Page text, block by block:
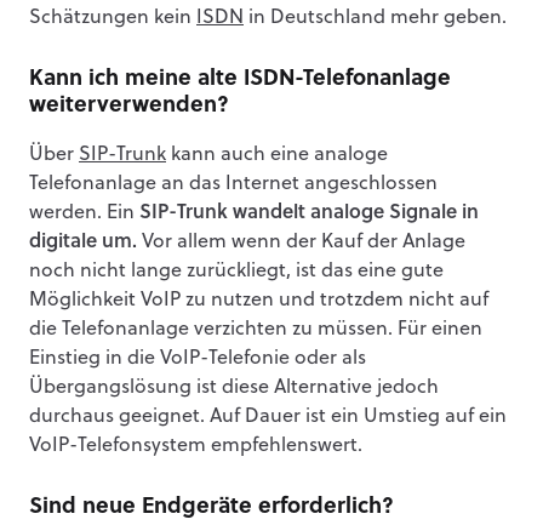
Schätzungen kein
ISDN in Deutschland mehr geben.
Kann ich meine alte ISDN-Telefonanlage
weiterverwenden?
Über SIP-Trunk kann auch eine analoge
Telefonanlage an das Internet angeschlossen
werden. Ein SIP-Trunk wandelt analoge Signale in
digitale um. Vor allem wenn der Kauf der Anlage
noch nicht lange zurückliegt, ist das eine gute
Möglichkeit VoIP zu nutzen und trotzdem nicht auf
die Telefonanlage verzichten zu müssen. Für einen
Einstieg in die VoIP-Telefonie oder als
Übergangslösung ist diese Alternative jedoch
durchaus geeignet. Auf Dauer ist ein Umstieg auf ein
VoIP-Telefonsystem empfehlenswert.
Sind neue Endgeräte erforderlich?